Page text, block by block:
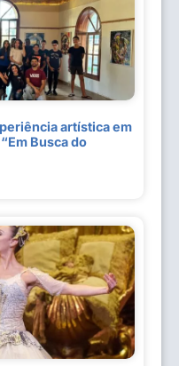
artística em
Busca do